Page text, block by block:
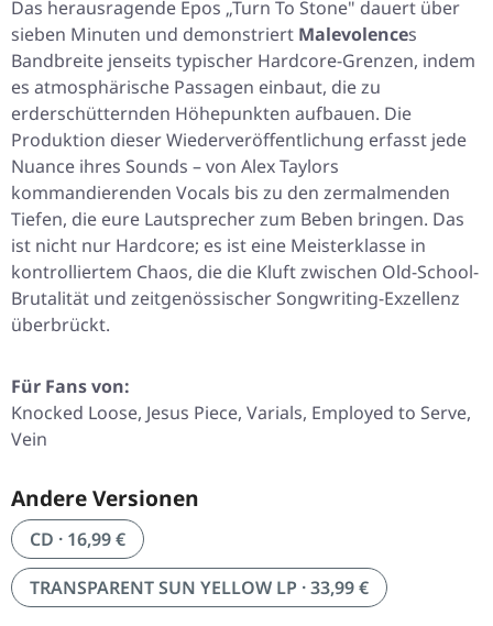
Das herausragende Epos „Turn To Stone" dauert über
sieben Minuten und demonstriert Malevolences
Bandbreite jenseits typischer Hardcore-Grenzen, indem
es atmosphärische Passagen einbaut, die zu
erderschütternden Höhepunkten aufbauen. Die
Produktion dieser Wiederveröffentlichung erfasst jede
Nuance ihres Sounds – von Alex Taylors
kommandierenden Vocals bis zu den zermalmenden
Tiefen, die eure Lautsprecher zum Beben bringen. Das
ist nicht nur Hardcore; es ist eine Meisterklasse in
kontrolliertem Chaos, die die Kluft zwischen Old-School-
Brutalität und zeitgenössischer Songwriting-Exzellenz
überbrückt.
Für Fans von:
Knocked Loose, Jesus Piece, Varials, Employed to Serve,
Vein
Andere Versionen
CD · 16,99 €
TRANSPARENT SUN YELLOW LP · 33,99 €